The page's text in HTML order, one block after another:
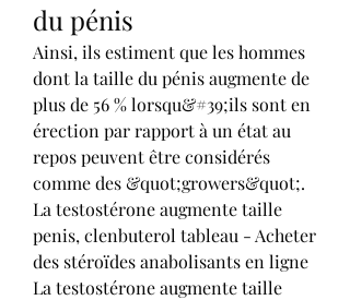
du pénis
Ainsi, ils estiment que les hommes
dont la taille du pénis augmente de
plus de 56 % lorsqu&#39;ils sont en
érection par rapport à un état au
repos peuvent être considérés
comme des &quot;growers&quot;.
La testostérone augmente taille
penis, clenbuterol tableau - Acheter
des stéroïdes anabolisants en ligne
La testostérone augmente taille